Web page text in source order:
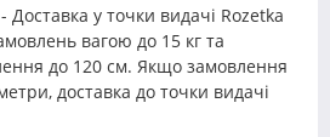
- Доставка у точки видачі Rozetka
вагою до 15 кг та
до 120 см. Якщо замовлення
доставка до точки видачі